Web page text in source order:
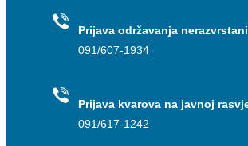
Prijava održavanja
091/607-1934
Prijava kvarova na javnoj
091/617-1242